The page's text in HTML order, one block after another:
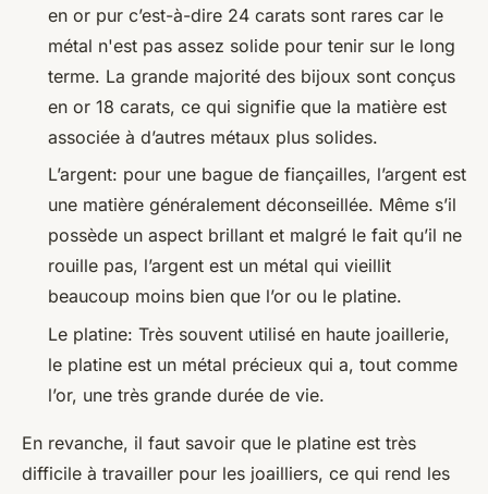
en or pur c’est-à-dire 24 carats sont rares car le
métal n'est pas assez solide pour tenir sur le long
terme. La grande majorité des bijoux sont conçus
en or 18 carats, ce qui signifie que la matière est
associée à d’autres métaux plus solides.
L’argent: pour une bague de fiançailles, l’argent est
une matière généralement déconseillée. Même s’il
possède un aspect brillant et malgré le fait qu’il ne
rouille pas, l’argent est un métal qui vieillit
beaucoup moins bien que l’or ou le platine.
Le platine: Très souvent utilisé en haute joaillerie,
le platine est un métal précieux qui a, tout comme
l’or, une très grande durée de vie.
En revanche, il faut savoir que le platine est très
difficile à travailler pour les joailliers, ce qui rend les